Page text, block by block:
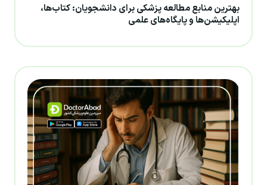
بهترین منابع مطالعه پزشکی برای دانشجویان: کتاب‌ها،
اپلیکیشن‌ها و پایگاه‌های علمی